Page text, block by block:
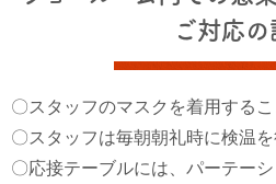
ご対応の
〇スタッフのマスクを着用するこ
〇スタッフは毎朝朝礼時に検温を
〇応接テーブルには、パーテー